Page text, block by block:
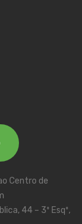
Centro de
44 – 3º Esqº,